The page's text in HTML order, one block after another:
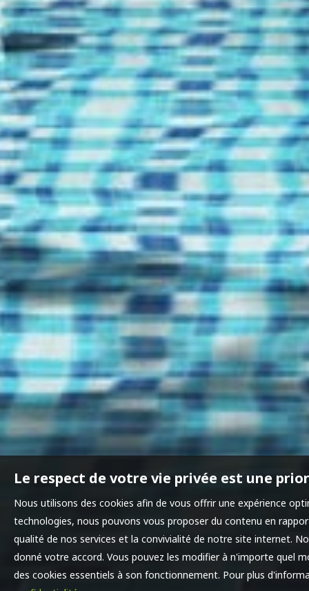
Le respect de votre vie privée est une
Nous utilisons des cookies afin de vous offrir une expérience
technologies, nous pouvons vous proposer du contenu en
qualité de nos services et la convivialité de notre site internet.
donné votre accord. Vous pouvez les modifier à n'importe quel
des cookies essentiels à son fonctionnement. Pour plus